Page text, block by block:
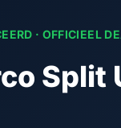
· OFFICIEEL
Split